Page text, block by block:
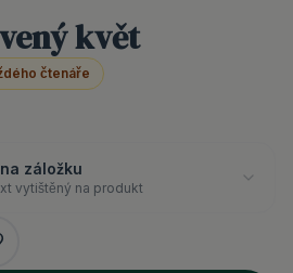
květ
čtenáře
záložku
vytištěný na produkt